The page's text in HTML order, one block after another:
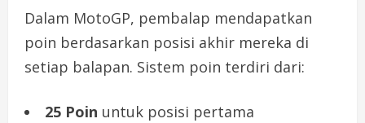
Dalam MotoGP, pembalap mendapatkan
poin berdasarkan posisi akhir mereka di
setiap balapan. Sistem poin terdiri dari:
25 Poin untuk posisi pertama